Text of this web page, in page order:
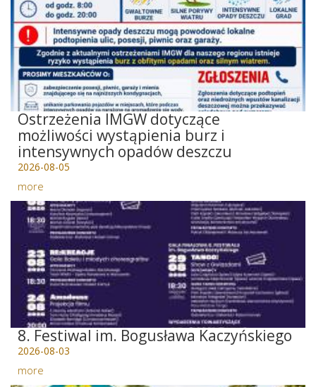
Ostrzeżenia IMGW dotyczące
możliwości wystąpienia burz i
intensywnych opadów deszczu
2026-08-05
more
8. Festiwal im. Bogusława Kaczyńskiego
2026-08-03
more